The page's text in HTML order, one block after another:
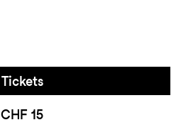
Tickets
CHF 15